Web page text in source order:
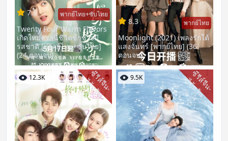
7.5 พากย์ไทย+ซับไทย
Twenty Four Warm Flavors
เกิดใหม่ครานี้ชีวิตข้าช่างมี
รสชาติ [พากย์ไทย+ซับไทย]
(24 ตอนจบ)
8.3 พากย์ไทย
Moonlight (2021) เพลงรักใต้
แสงจันทร์ [พากย์ไทย] (36
ตอนจบ)
12.3K ซี
รี
ส์
จี
น
-
ไ
ต้
ห
วั
น 9.5K ซี
รี
ส์
จี
น
-
ไ
ต้
ห
วั
น